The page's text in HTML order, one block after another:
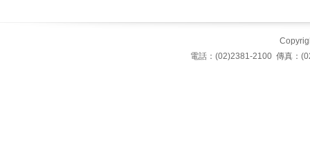
電話：(02)2381-2100 傳真：